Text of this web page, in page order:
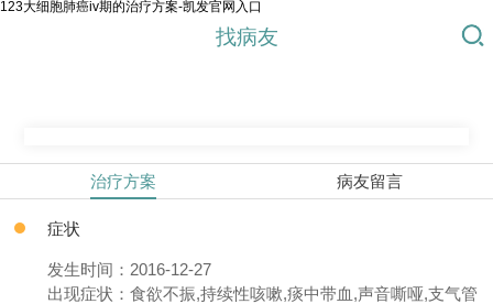
123大细胞肺癌iv期的治疗方案-凯发官网入口
找病友
治疗方案 病友留言
症状
发生时间：2016-12-27
出现症状：食欲不振,持续性咳嗽,痰中带血,声音嘶哑,支气管